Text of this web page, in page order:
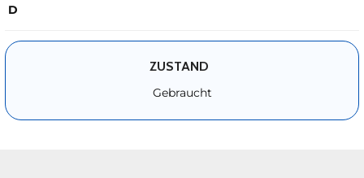
D
ZUSTAND
Gebraucht